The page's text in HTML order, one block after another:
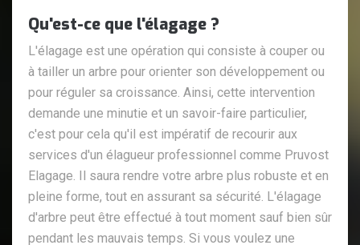
Qu'est-ce que l'élagage ?
L'élagage est une opération qui consiste à couper ou
à tailler un arbre pour orienter son développement ou
pour réguler sa croissance. Ainsi, cette intervention
demande une minutie et un savoir-faire particulier,
c'est pour cela qu'il est impératif de recourir aux
services d'un élagueur professionnel comme Pruvost
Elagage. Il saura rendre votre arbre plus robuste et en
pleine forme, tout en assurant sa sécurité. L'élagage
d'arbre peut être effectué à tout moment sauf bien sûr
pendant les mauvais temps. Si vous voulez une